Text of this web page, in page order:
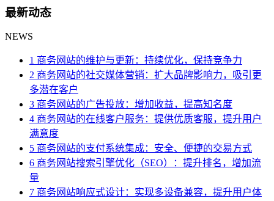
最新动态
NEWS
1 商务网站的维护与更新：持续优化，保持竞争力
2 商务网站的社交媒体营销：扩大品牌影响力，吸引更
多潜在客户
3 商务网站的广告投放：增加收益，提高知名度
4 商务网站的在线客户服务：提供优质客服，提升用户
满意度
5 商务网站的支付系统集成：安全、便捷的交易方式
6 商务网站搜索引擎优化（SEO）：提升排名，增加流
量
7 商务网站响应式设计：实现多设备兼容，提升用户体